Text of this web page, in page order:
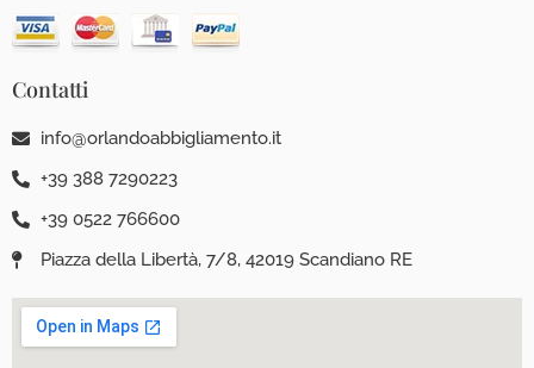
Contatti
info@orlandoabbigliamento.it
+39 388 7290223
+39 0522 766600
Piazza della Libertà, 7/8, 42019 Scandiano RE